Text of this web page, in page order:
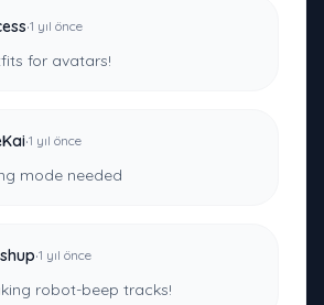
·1 yıl önce
for avatars!
·1 yıl önce
mode needed
·1 yıl önce
robot-beep tracks!